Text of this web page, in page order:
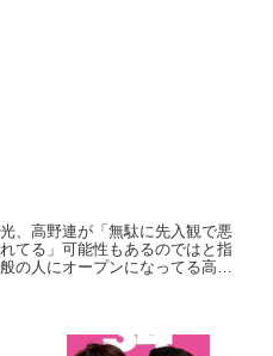
、高野連が「無駄に先入観で悪
てる」可能性もあるのではと指
の人にオープンになってる高野